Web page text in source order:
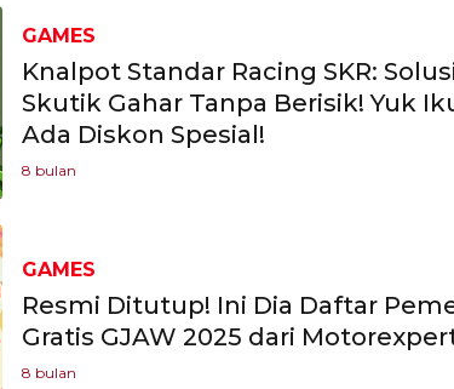
GAMES
Knalpot Standar Racing SKR:
Skutik Gahar Tanpa Berisik! Yuk
Ada Diskon Spesial!
8 bulan
GAMES
Resmi Ditutup! Ini Dia Daftar
Gratis GJAW 2025 dari
8 bulan